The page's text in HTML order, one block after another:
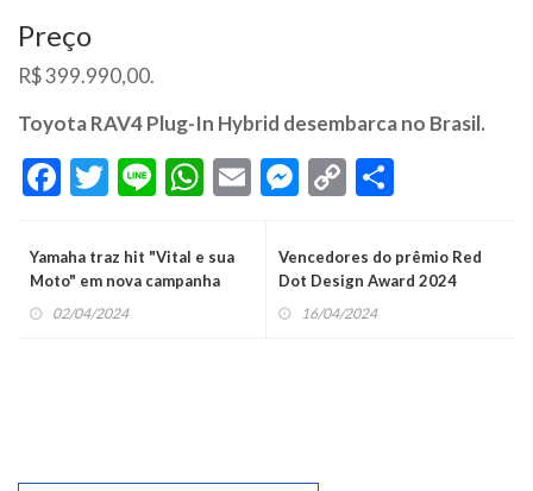
Preço
R$ 399.990,00.
Toyota RAV4 Plug-In Hybrid desembarca no Brasil.
Facebook
Twitter
LineWhatsApp
EmailMessenger
Copy
Yamaha traz hit "Vital e sua
Moto" em nova campanha
02/04/2024
Vencedores do prêmio Red
Dot Design Award 2024
16/04/2024